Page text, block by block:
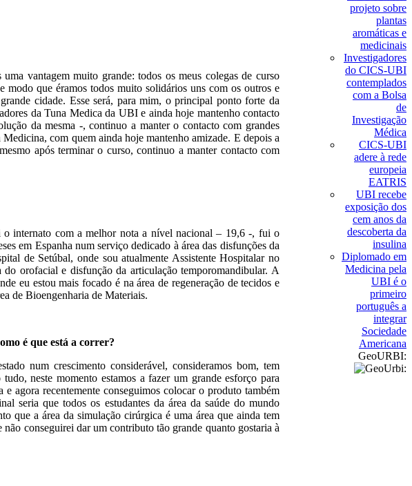
vantagem muito grande: todos os meus colegas de curso
modo que éramos todos muito solidários uns com os outros e
cidade. Esse será, para mim, o principal ponto forte da
da Tuna Medica da UBI e ainda hoje mantenho contacto
da mesma -, continuo a manter o contacto com grandes
com quem ainda hoje mantenho amizade. E depois a
após terminar o curso, continuo a manter contacto com
internato com a melhor nota a nível nacional – 19,6 -, fui o
em Espanha num serviço dedicado à área das disfunções da
de Setúbal, onde sou atualmente Assistente Hospitalar no
orofacial e disfunção da articulação temporomandibular. A
eu estou mais focado é na área de regeneração de tecidos e
de Bioengenharia de Materiais.
é que está a correr?
num crescimento considerável, consideramos bom, tem
neste momento estamos a fazer um grande esforço para
agora recentemente conseguimos colocar o produto também
seria que todos os estudantes da área da saúde do mundo
que a área da simulação cirúrgica é uma área que ainda tem
conseguirei dar um contributo tão grande quanto gostaria à
projeto sobre
plantas
aromáticas e
medicinais
Investigadores
do CICS-UBI
contemplados
com a Bolsa
de
Investigação
Médica
CICS-UBI
adere à rede
europeia
EATRIS
UBI recebe
exposição dos
cem anos da
descoberta da
insulina
Diplomado em
Medicina pela
UBI é o
primeiro
português a
integrar
Sociedade
Americana
GeoURBI: